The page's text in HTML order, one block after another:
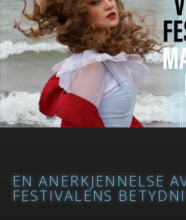
EN ANERKJENNELSE
FESTIVALENS